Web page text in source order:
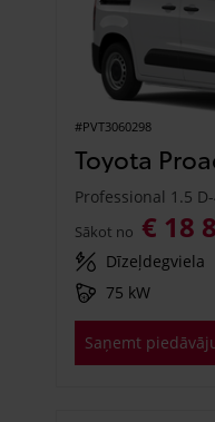
#PVT3060298
Toyota
Professional 1.5
Sākot no € 18
Dīzeļdegviela
75 kW
Saņemt